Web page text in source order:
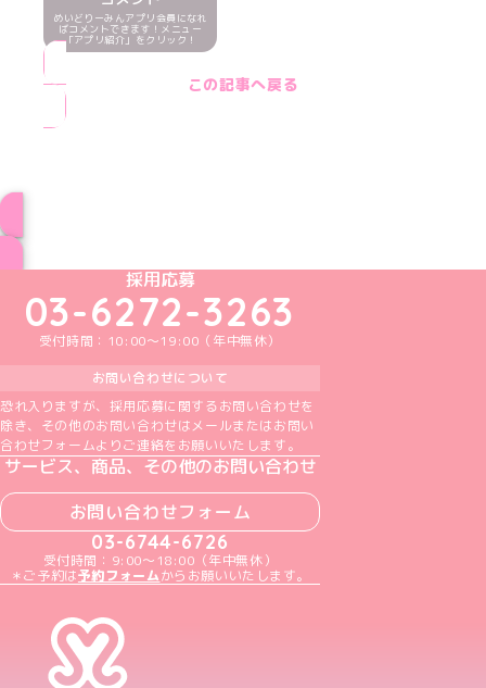
めいどりーみんアプリ会員になれ
ばコメントできます！メニュー
「アプリ紹介」をクリック！
この記事へ戻る
めいどりーみんTikTok公式アカウント
めいどりーみんX公式アカウント
めいどりーみんInstagram公式アカウント
めいどりーみんFacebook公式アカウン
めいどりーみんYouTube公式アカ
採用応募
03-6272-3263
受付時間：10:00～19:00（年中無休）
お問い合わせについて
恐れ入りますが、採用応募に関するお問い合わせを
除き、その他のお問い合わせはメールまたはお問い
合わせフォームよりご連絡をお願いいたします。
サービス、商品、その他のお問い合わせ
お問い合わせフォーム
03-6744-6726
受付時間：9:00～18:00（年中無休）
＊ご予約は予約フォームからお願いいたします。